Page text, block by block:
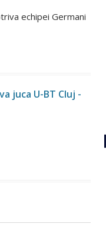
echipei Germani
juca U-BT Cluj -